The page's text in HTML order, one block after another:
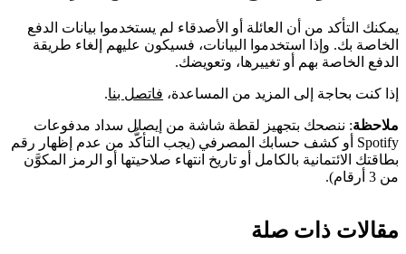
يمكنك التأكد من أن العائلة أو الأصدقاء لم يستخدموا بيانات الدفع
الخاصة بك. وإذا استخدموا البيانات، فسيكون عليهم إلغاء طريقة
الدفع الخاصة بهم أو تغييرها، وتعويضك.
إذا كنت بحاجة إلى المزيد من المساعدة، فاتصل بنا.
ملاحظة: ننصحك بتجهيز لقطة شاشة من إيصال سداد مدفوعات
Spotify أو كشف حسابك المصرفي (يجب التأكُّد من عدم إظهار رقم
بطاقتك الائتمانية بالكامل أو تاريخ انتهاء صلاحيتها أو الرمز المكوَّن
من 3 أرقام).
مقالات ذات صلة